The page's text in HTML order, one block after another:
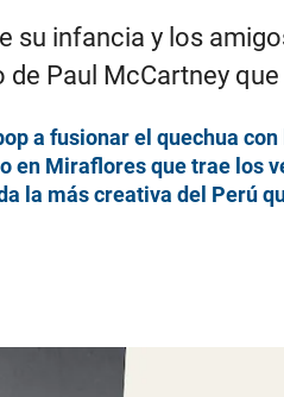
su infancia y los
de Paul McCartney
a fusionar el quechua
en Miraflores que trae los
la más creativa del Perú